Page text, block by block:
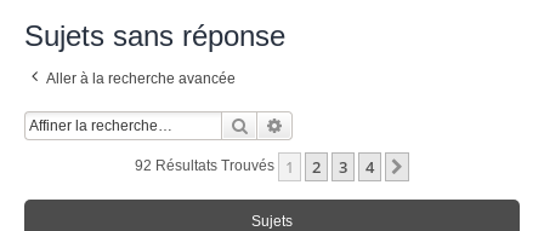
Sujets sans réponse
Aller à la recherche avancée
Rechercher
92 Résultats Trouvés 1 2 3 4
Sujets